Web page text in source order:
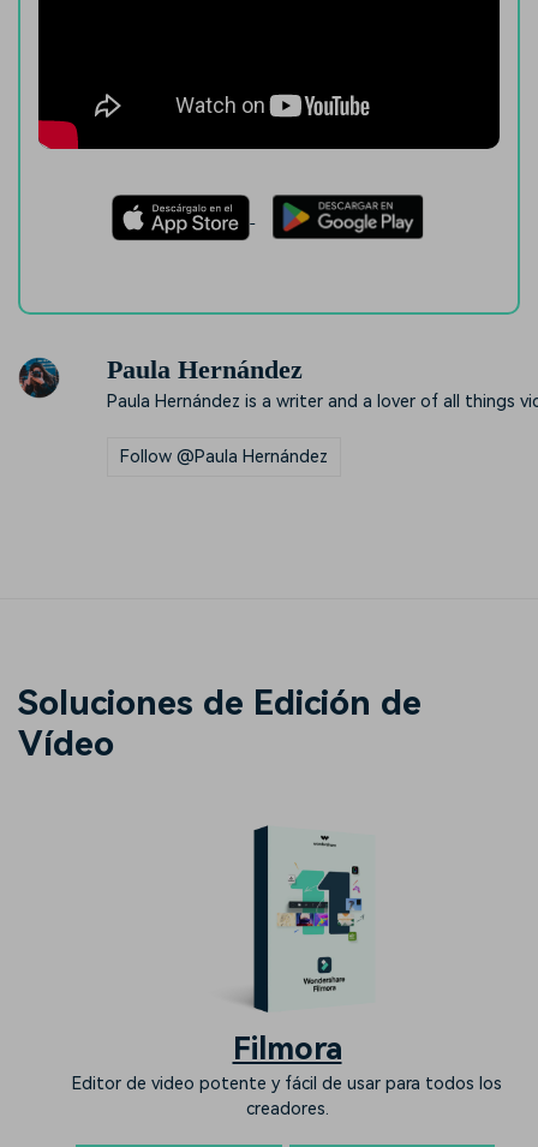
Paula Hernández
Paula Hernández is a writer and a lover of all things
Follow @Paula Hernández
Soluciones de Edición de
Vídeo
Filmora
Editor de video potente y fácil de usar para todos los
creadores.